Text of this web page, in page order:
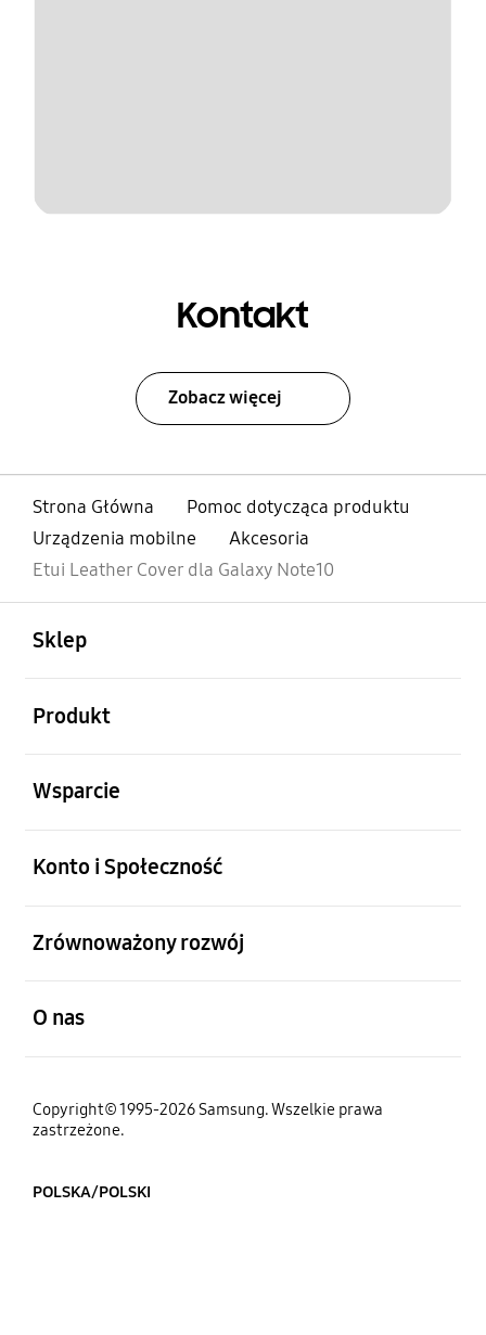
Kontakt
Zobacz więcej
Strona Główna
Pomoc dotycząca produktu
Urządzenia mobilne
Akcesoria
Etui Leather Cover dla Galaxy Note10
Sklep
Produkt
Wsparcie
Konto i Społeczność
Zrównoważony rozwój
O nas
Copyright© 1995-2026 Samsung. Wszelkie prawa
zastrzeżone.
POLSKA/POLSKI